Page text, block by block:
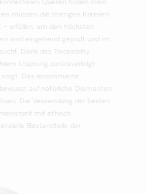
müssen die strengen Kriterien
– erfüllen, um den höchsten
wird eingehend geprüft und im
Dank des Traceability
Ursprung zurückverfolgt
Das renommierte
auf natürliche Diamanten
Die Verwendung der besten
mit ethisch
Bestandteile der